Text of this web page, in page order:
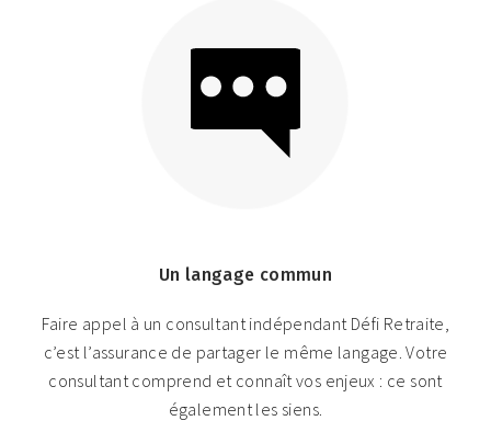
Un langage commun
Faire appel à un consultant indépendant Défi Retraite,
c’est l’assurance de partager le même langage. Votre
consultant comprend et connaît vos enjeux : ce sont
également les siens.